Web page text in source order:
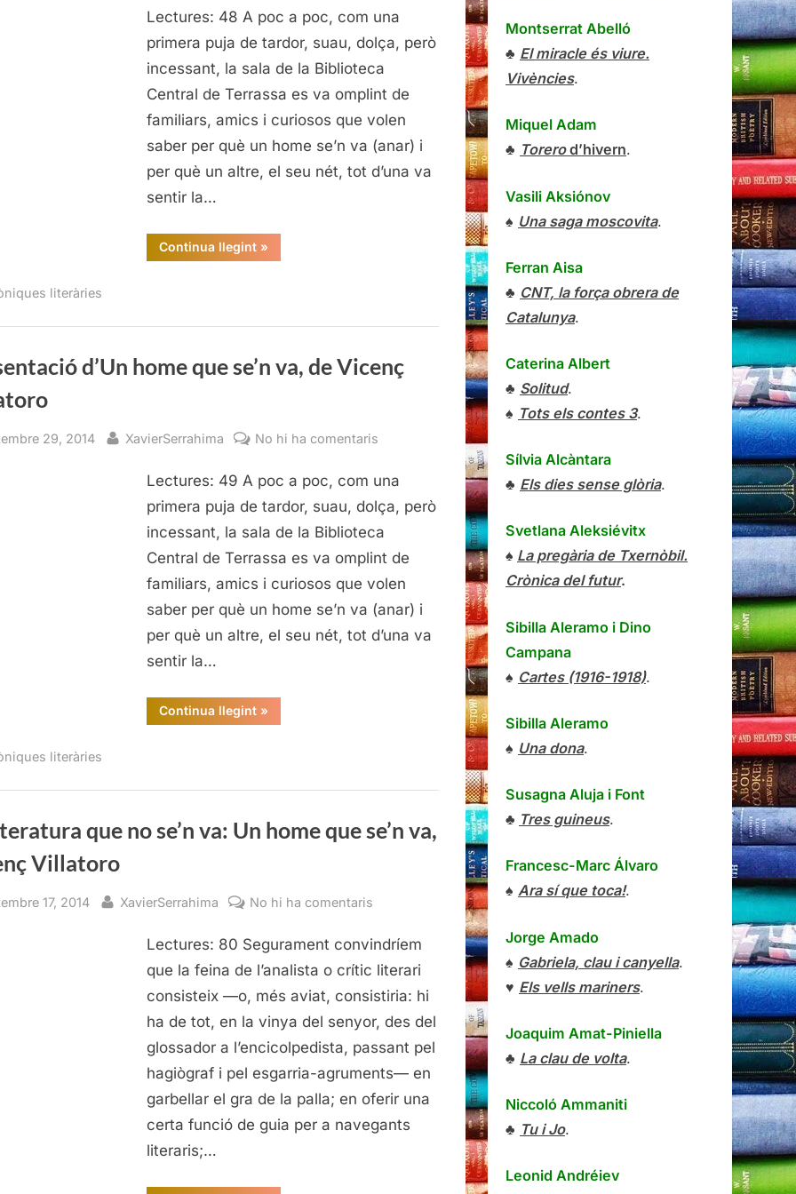
d’Un
home
que
se’n
de
Vicenç
Villatoro
Lectures: 48 A poc a poc, com una
primera puja de tardor, suau, dolça, però
incessant, la sala de la Biblioteca
Central de Terrassa es va omplint de
familiars, amics i curiosos que volen
saber per què un home se’n va (anar) i
per què un altre, el seu nét, tot d’una va
sentir la…
Continua llegint“Presentació
d’Un
»
literàries
d’Un home que se’n va, de Vicenç
29, 2014 By
XavierSerrahima No hi ha comentaris
d’Un
home
que
se’n
de
Vicenç
Villatoro
Lectures: 49 A poc a poc, com una
primera puja de tardor, suau, dolça, però
incessant, la sala de la Biblioteca
Central de Terrassa es va omplint de
familiars, amics i curiosos que volen
saber per què un home se’n va (anar) i
per què un altre, el seu nét, tot d’una va
sentir la…
Continua llegint“Presentació
d’Un
»
literàries
que no se’n va: Un home que se’n va,
Villatoro
17, 2014 By
XavierSerrahima No hi ha comentaris
literatura
que
no
se’n
va:
Un
home
que
se’n
Lectures: 80 Segurament convindríem
que la feina de l’analista o crític literari
consisteix —o, més aviat, consistiria: hi
ha de tot, en la vinya del senyor, des del
glossador a l’encicolpedista, passant pel
hagiògraf i pel esgarria-agruments— en
garbellar el gra de la palla; en oferir una
certa funció de guia per a navegants
literaris;…
Montserrat Abelló
♣ El miracle és viure.
Vivències.
Miquel Adam
♣ Torerod’hivern.
Vasili Aksiónov
♠ Una saga moscovita.
Ferran Aisa
♣ CNT, la força obrera de
Catalunya.
Caterina Albert
♣ Solitud.
♠ Tots els contes 3.
Sílvia Alcàntara
♣ Els dies sense glòria.
Svetlana Aleksiévitx
♠ La pregària de Txernòbil.
Crònica del futur.
Sibilla Aleramo i Dino
Campana
♠ Cartes (1916-1918).
Sibilla Aleramo
♠ Una dona.
Susagna Aluja i Font
♣ Tres guineus.
Francesc-Marc Álvaro
♠ Ara sí que toca!.
Jorge Amado
♠ Gabriela, clau i canyella.
♥ Els vells mariners.
Joaquim Amat-Piniella
♣ La clau de volta.
Niccoló Ammaniti
♣ Tu i Jo.
Leonid Andréiev